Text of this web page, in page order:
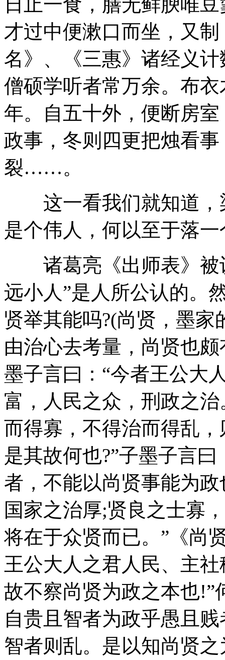
才过中便漱口而坐，又
名》、《三惠》诸经义
僧硕学听者常万余。布
年。自五十外，便断房
政事，冬则四更把烛看
裂……。
这一看我们就知道，
是个伟人，何以至于落
诸葛亮《出师表》被
远小人”是人所公认的。
贤举其能吗?(尚贤，墨
由治心去考量，尚贤也
墨子言曰：“今者王公大
富，人民之众，刑政之
而得寡，不得治而得乱
是其故何也?”子墨子言
者，不能以尚贤事能为
国家之治厚;贤良之士寡
将在于众贤而已。”《尚
王公大人之君人民、主
故不察尚贤为政之本也!”
自贵且智者为政乎愚且
智者则乱。是以知尚贤